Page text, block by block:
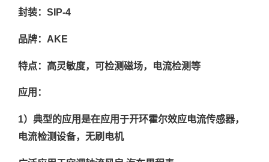
封装：SIP-4
品牌：AKE
特点：高灵敏度，可检测磁场，电流检测等
应用：
1）典型的应用是在应用于开环霍尔效应电流传感器，
电流检测设备，无刷电机